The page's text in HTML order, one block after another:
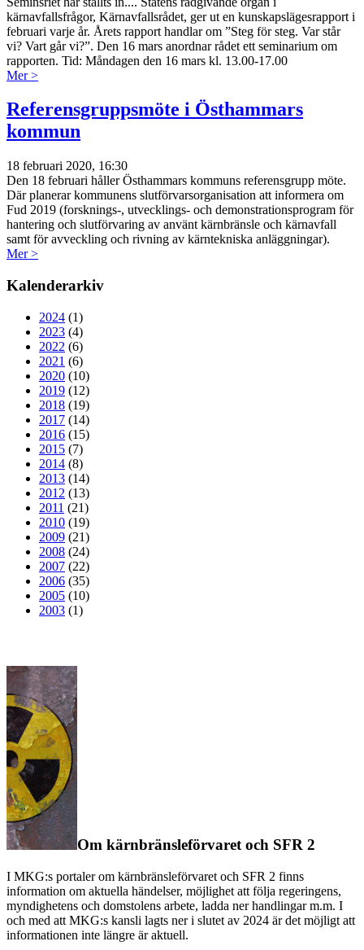
kärnavfallsfrågor, Kärnavfallsrådet, ger ut en kunskapslägesrapport i
februari varje år. Årets rapport handlar om ”Steg för steg. Var står
vi? Vart går vi?”. Den 16 mars anordnar rådet ett seminarium om
rapporten. Tid: Måndagen den 16 mars kl. 13.00-17.00
Mer >
Referensgruppsmöte i Östhammars
kommun
18 februari 2020, 16:30
Den 18 februari håller Östhammars kommuns referensgrupp möte.
Där planerar kommunens slutförvarsorganisation att informera om
Fud 2019 (forsknings-, utvecklings- och demonstrationsprogram för
hantering och slutförvaring av använt kärnbränsle och kärnavfall
samt för avveckling och rivning av kärntekniska anläggningar).
Mer >
Kalenderarkiv
2024 (1)
2023 (4)
2022 (6)
2021 (6)
2020 (10)
2019 (12)
2018 (19)
2017 (14)
2016 (15)
2015 (7)
2014 (8)
2013 (14)
2012 (13)
2011 (21)
2010 (19)
2009 (21)
2008 (24)
2007 (22)
2006 (35)
2005 (10)
2003 (1)
Om kärnbränsleförvaret och SFR 2
I MKG:s portaler om kärnbränsleförvaret och SFR 2 finns
information om aktuella händelser, möjlighet att följa regeringens,
myndighetens och domstolens arbete, ladda ner handlingar m.m. I
och med att MKG:s kansli lagts ner i slutet av 2024 är det möjligt att
informationen inte längre är aktuell.